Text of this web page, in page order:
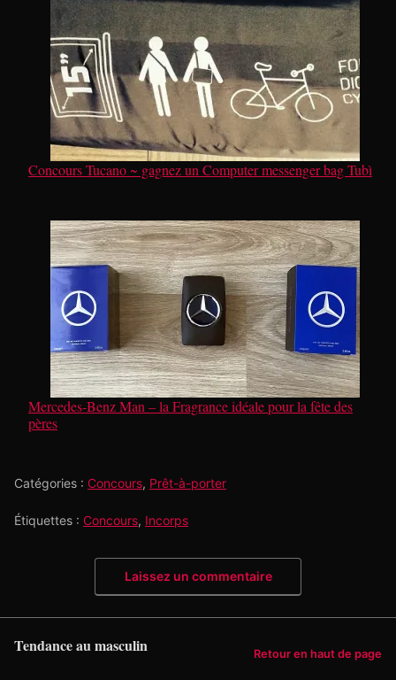
Concours Tucano ~ gagnez un Computer messenger bag Tubì
Mercedes-Benz Man – la Fragrance idéale pour la fête des
pères
Catégories : Concours, Prêt-à-porter
Étiquettes : Concours, Incorps
Laissez un commentaire
Tendance au masculin Retour en haut de page